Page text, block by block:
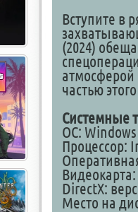
Вступите в
(2024)
атмосферой
частью
Системные
ОС:
Процессор:
Видеокарта:
DirectX:
Место на